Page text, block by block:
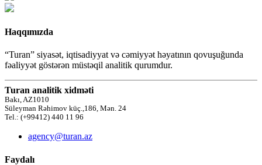
Haqqımızda
“Turan” siyasət, iqtisadiyyat və cəmiyyət həyatının qovuşuğunda
fəaliyyət göstərən müstəqil analitik qurumdur.
Turan analitik xidməti
Bakı, AZ1010
Süleyman Rəhimov küç.,186, Mən. 24
Tel.: (+99412) 440 11 96
agency@turan.az
Faydalı